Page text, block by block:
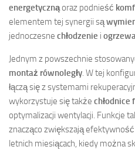
energetycznąoraz podnieść
elementem tej synergii są
jednoczesne chłodzenie i
Jednym z powszechnie
montaż równoległy. W tej
łączą się z systemami
wykorzystuje się także chłodnice
optymalizacji wentylacji. Funkcje
znacząco zwiększają
letnich miesiącach, kiedy można